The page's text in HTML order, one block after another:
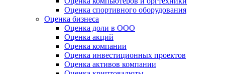
Оценка спортивного оборудования
Оценка бизнеса
Оценка доли в ООО
Оценка акций
Оценка компании
Оценка инвестиционных проектов
Оценка активов компании